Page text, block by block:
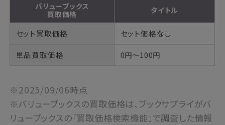
バリューブックス
買取価格
タイトル
セット買取価格 セット価格なし
単品買取価格 0円～100円
※2025/09/06時点
※バリューブックスの買取価格は、ブックサプライがバ
リューブックスの「買取価格検索機能」で調査した情報